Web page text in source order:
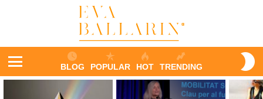
BLOG POPULAR HOT TRENDING
PUBLICACIONES